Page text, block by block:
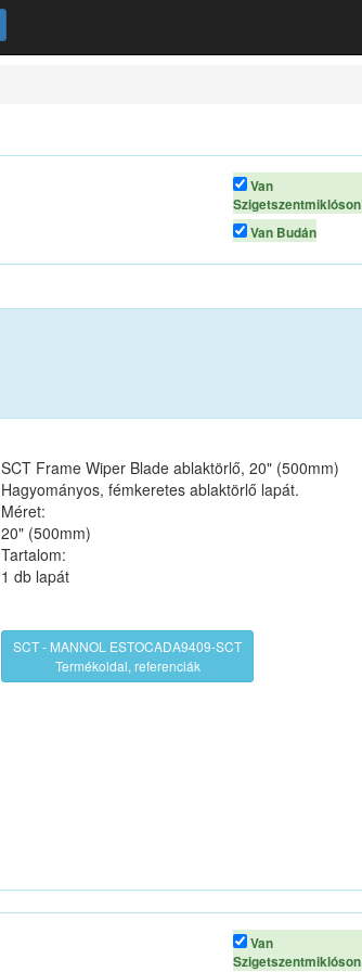
Van
Szigetszentmiklóson
Van Budán
SCT Frame Wiper Blade ablaktörlő, 20" (500mm)
Hagyományos, fémkeretes ablaktörlő lapát.
Méret:
20" (500mm)
Tartalom:
1 db lapát
SCT - MANNOL ESTOCADA9409-SCT
Termékoldal, referenciák
Van
Szigetszentmiklóson